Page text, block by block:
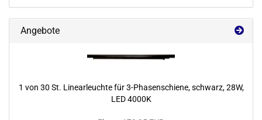
Angebote
1 von 30 St. Li­ne­ar­leuch­te für 3-​Phasenschiene, schwarz, 28W,
LED 4000K